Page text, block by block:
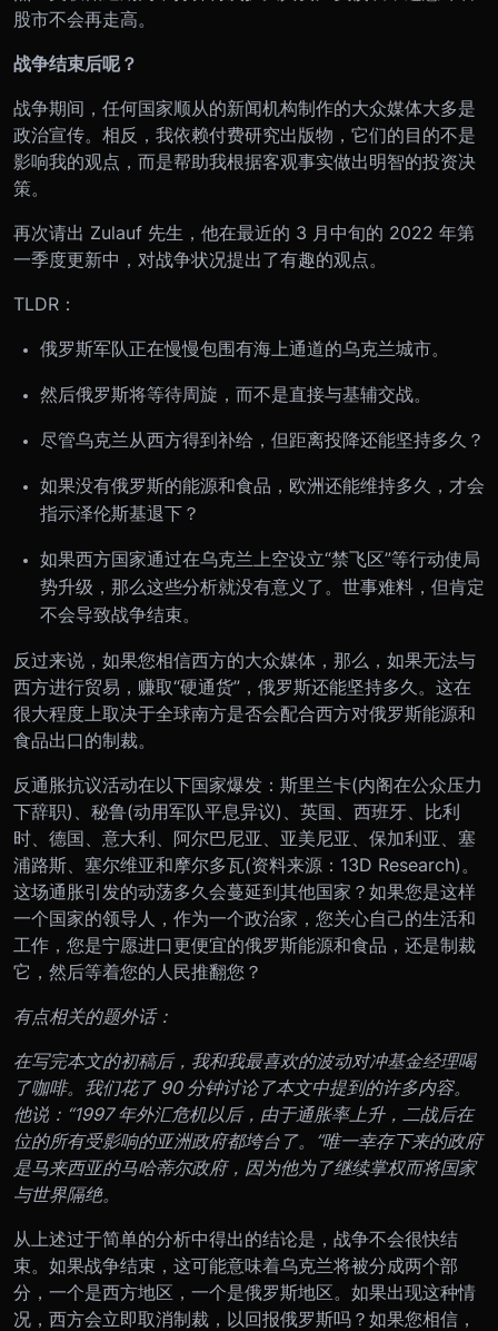
股市不会再走高。
战争结束后呢？
战争期间，任何国家顺从的新闻机构制作的大众媒体大多是
政治宣传。相反，我依赖付费研究出版物，它们的目的不是
影响我的观点，而是帮助我根据客观事实做出明智的投资决
策。
再次请出 Zulauf 先生，他在最近的 3 月中旬的 2022 年第
一季度更新中，对战争状况提出了有趣的观点。
TLDR：
俄罗斯军队正在慢慢包围有海上通道的乌克兰城市。
然后俄罗斯将等待周旋，而不是直接与基辅交战。
尽管乌克兰从西方得到补给，但距离投降还能坚持多久？
如果没有俄罗斯的能源和食品，欧洲还能维持多久，才会
指示泽伦斯基退下？
如果西方国家通过在乌克兰上空设立“禁飞区”等行动使局
势升级，那么这些分析就没有意义了。世事难料，但肯定
不会导致战争结束。
反过来说，如果您相信西方的大众媒体，那么，如果无法与
西方进行贸易，赚取“硬通货”，俄罗斯还能坚持多久。这在
很大程度上取决于全球南方是否会配合西方对俄罗斯能源和
食品出口的制裁。
反通胀抗议活动在以下国家爆发：斯里兰卡(内阁在公众压力
下辞职)、秘鲁(动用军队平息异议)、英国、西班牙、比利
时、德国、意大利、阿尔巴尼亚、亚美尼亚、保加利亚、塞
浦路斯、塞尔维亚和摩尔多瓦(资料来源：13D Research)。
这场通胀引发的动荡多久会蔓延到其他国家？如果您是这样
一个国家的领导人，作为一个政治家，您关心自己的生活和
工作，您是宁愿进口更便宜的俄罗斯能源和食品，还是制裁
它，然后等着您的人民推翻您？
有点相关的题外话：
在写完本文的初稿后，我和我最喜欢的波动对冲基金经理喝
了咖啡。我们花了 90 分钟讨论了本文中提到的许多内容。
他说：“1997 年外汇危机以后，由于通胀率上升，二战后在
位的所有受影响的亚洲政府都垮台了。”唯一幸存下来的政府
是马来西亚的马哈蒂尔政府，因为他为了继续掌权而将国家
与世界隔绝。
从上述过于简单的分析中得出的结论是，战争不会很快结
束。如果战争结束，这可能意味着乌克兰将被分成两个部
分，一个是西方地区，一个是俄罗斯地区。如果出现这种情
况，西方会立即取消制裁，以回报俄罗斯吗？如果您相信，